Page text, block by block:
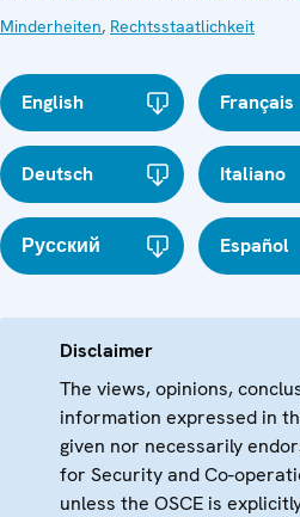
Minderheiten, Rechtsstaatlichkeit
English Français
Deutsch Italiano
Русский Español
Disclaimer
The views, opinions,
information expressed in
given nor necessarily
for Security and Co-
unless the OSCE is